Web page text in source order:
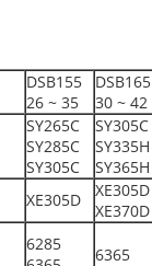
DSB155
26 ~ 35
DSB165
30 ~ 42
SY265C
SY285C
SY305C
SY305C
SY335H
SY365H
XE305D
XE305D
XE370D
6285
6365